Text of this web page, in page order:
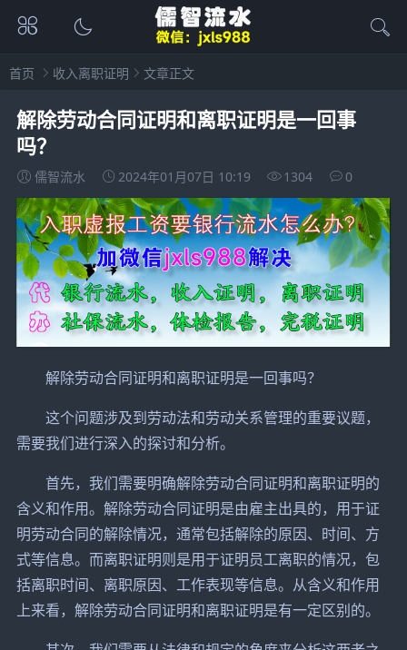
首页 收入离职证明 文章正文
解除劳动合同证明和离职证明是一回事
吗？
儒智流水 2024年01月07日 10:19 1304 0
解除劳动合同证明和离职证明是一回事吗？
这个问题涉及到劳动法和劳动关系管理的重要议题，
需要我们进行深入的探讨和分析。
首先，我们需要明确解除劳动合同证明和离职证明的
含义和作用。解除劳动合同证明是由雇主出具的，用于证
明劳动合同的解除情况，通常包括解除的原因、时间、方
式等信息。而离职证明则是用于证明员工离职的情况，包
括离职时间、离职原因、工作表现等信息。从含义和作用
上来看，解除劳动合同证明和离职证明是有一定区别的。